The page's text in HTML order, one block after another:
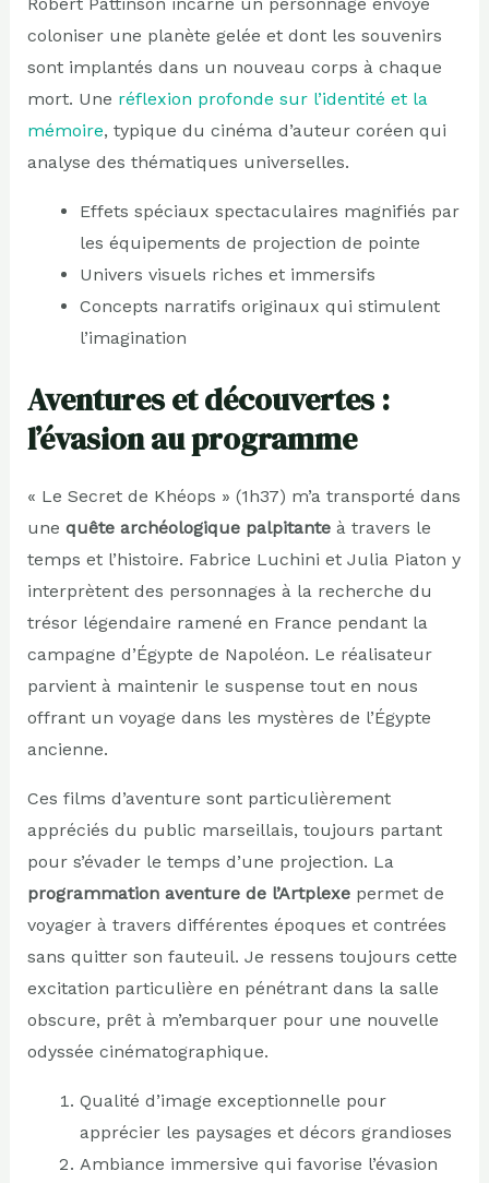
coloniser une planète gelée et dont les souvenirs
sont implantés dans un nouveau corps à chaque
mort. Une réflexion profonde sur l’identité et la
mémoire, typique du cinéma d’auteur coréen qui
analyse des thématiques universelles.
Effets spéciaux spectaculaires magnifiés par
les équipements de projection de pointe
Univers visuels riches et immersifs
Concepts narratifs originaux qui stimulent
l’imagination
Aventures et découvertes :
l’évasion au programme
« Le Secret de Khéops » (1h37) m’a transporté dans
une quête archéologique palpitanteà travers le
temps et l’histoire. Fabrice Luchini et Julia Piaton y
interprètent des personnages à la recherche du
trésor légendaire ramené en France pendant la
campagne d’Égypte de Napoléon. Le réalisateur
parvient à maintenir le suspense tout en nous
offrant un voyage dans les mystères de l’Égypte
ancienne.
Ces films d’aventure sont particulièrement
appréciés du public marseillais, toujours partant
pour s’évader le temps d’une projection. La
programmation aventure de l’Artplexepermet de
voyager à travers différentes époques et contrées
sans quitter son fauteuil. Je ressens toujours cette
excitation particulière en pénétrant dans la salle
obscure, prêt à m’embarquer pour une nouvelle
odyssée cinématographique.
Qualité d’image exceptionnelle pour
apprécier les paysages et décors grandioses
Ambiance immersive qui favorise l’évasion